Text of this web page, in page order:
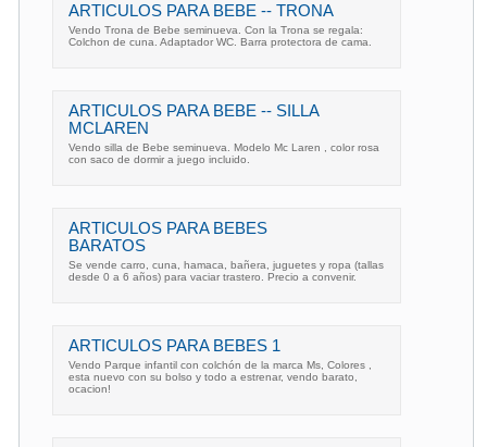
ARTICULOS PARA BEBE -- TRONA
Vendo Trona de Bebe seminueva. Con la Trona se regala:
Colchon de cuna. Adaptador WC. Barra protectora de cama.
ARTICULOS PARA BEBE -- SILLA
MCLAREN
Vendo silla de Bebe seminueva. Modelo Mc Laren , color rosa
con saco de dormir a juego incluido.
ARTICULOS PARA BEBES
BARATOS
Se vende carro, cuna, hamaca, bañera, juguetes y ropa (tallas
desde 0 a 6 años) para vaciar trastero. Precio a convenir.
ARTICULOS PARA BEBES 1
Vendo Parque infantil con colchón de la marca Ms, Colores ,
esta nuevo con su bolso y todo a estrenar, vendo barato,
ocacion!